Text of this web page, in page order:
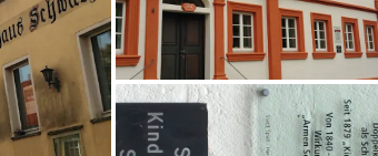
Bild melden
von Snake